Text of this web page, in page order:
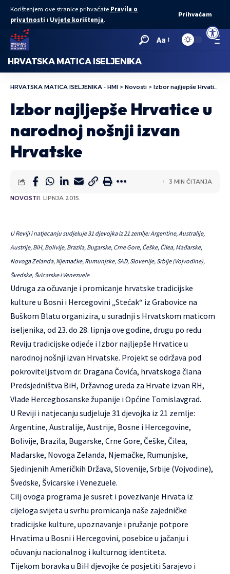
Korištenjem ove stranice prihvaćate Pravila o
privatnosti i Uvjete korištenja.
Prihvaćam
Aa
HRVATSKA MATICA ISELJENIKA
HRVATSKA MATICA ISELJENIKA - HMI > Novosti > Izbor najljepše Hrvatice u narodnoj nošnji izvan Hrvatske
Izbor najljepše Hrvatice u
narodnoj nošnji izvan
Hrvatske
NOVOSTI1. LIPNJA 2015.
3 MIN ČITANJA
U Reviji i natjecanju sudjeluje 31 djevojka iz 21 zemlje: Argentine, Australije,
Austrije, BiH, Bolivije, Brazila, Bugarske, Crne Gore, Češke, Čilea, Mađarske,
Novoga Zelanda, Njemačke, Rumunjske, SAD, Slovenije, Srbije (Vojvodine),
Švedske, Švicarske i Venezuele
Udruga za očuvanje i promicanje hrvatske tradicijske
kulture u Bosni i Hercegovini „Stećak“ iz Grabovice na
Buškom Blatu organizira, u suradnji s Hrvatskom maticom
iseljenika, od 23. do 28. lipnja ove godine, drugu po redu
Reviju tradicijske odjeće i Izbor najljepše Hrvatice u
narodnoj nošnji izvan Hrvatske. Projekt se održava pod
pokroviteljstvom dr. Dragana Čovića, hrvatskoga člana
Predsjedništva BiH, Državnog ureda za Hrvate izvan RH,
Vlade Hercegbosanske županije i Općine Tomislavgrad.
U Reviji i natjecanju sudjeluje 31 djevojka iz 21 zemlje:
Argentine, Australije, Austrije, Bosne i Hercegovine,
Bolivije, Brazila, Bugarske, Crne Gore, Češke, Čilea,
Mađarske, Novoga Zelanda, Njemačke, Rumunjske,
Sjedinjenih Američkih Država, Slovenije, Srbije (Vojvodine),
Švedske, Švicarske i Venezuele.
Cilj ovoga programa je susret i povezivanje Hrvata iz
cijeloga svijeta u svrhu promicanja naše zajedničke
tradicijske kulture, upoznavanje i pružanje potpore
Hrvatima u Bosni i Hercegovini, posebice u jačanju i
očuvanju nacionalnog i kulturnog identiteta.
Tijekom boravka u BiH djevojke će posjetiti Sarajevo i
Open